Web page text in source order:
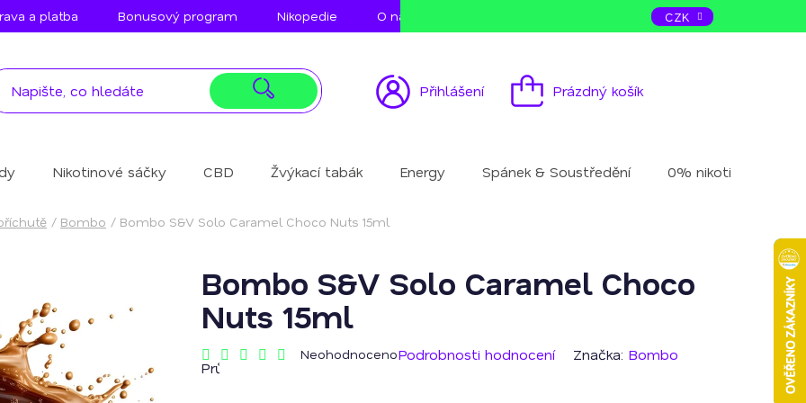
a platba Bonusový program Nikopedie O nás CZK
Přihlášení
Nákupní
Prázdný košík
Nikotinové sáčky CBD Žvýkací tabák Energy Spánek & Soustředění 0% nikotinu
/ Bombo / Bombo S&V Solo Caramel Choco Nuts 15ml
Bombo S&V Solo Caramel Choco
Nuts 15ml
Průměrné
NeohodnocenoPodrobnosti hodnocení Značka: Bombo